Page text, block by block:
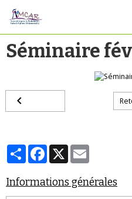
Séminaire
PartagerFacebook
X
Informations générales